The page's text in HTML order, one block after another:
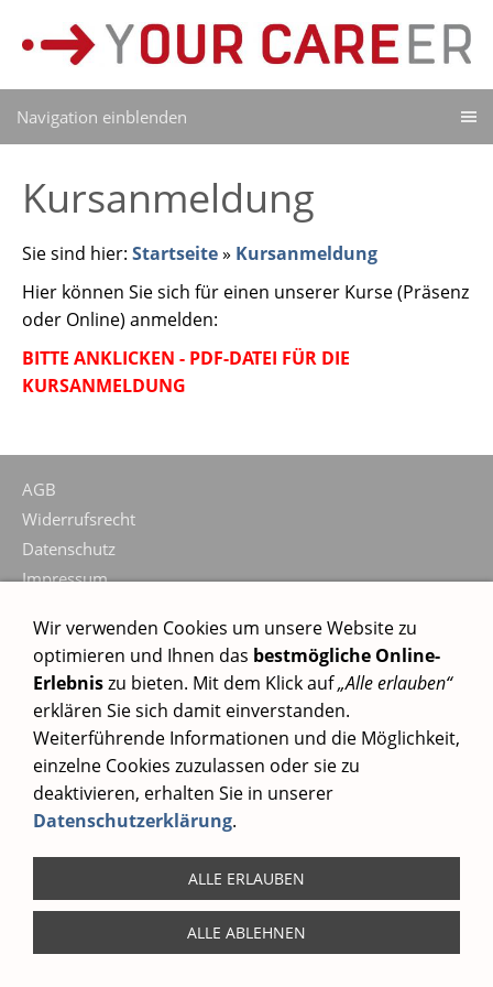
Navigation einblenden
Kursanmeldung
Sie sind hier: Startseite» Kursanmeldung
Hier können Sie sich für einen unserer Kurse (Präsenz
oder Online) anmelden:
BITTE ANKLICKEN - PDF-DATEI FÜR DIE
KURSANMELDUNG
AGB
Widerrufsrecht
Datenschutz
Impressum
Wir verwenden Cookies um unsere Website zu
optimieren und Ihnen das bestmögliche Online-
Erlebniszu bieten. Mit dem Klick auf„Alle erlauben“
erklären Sie sich damit einverstanden.
Weiterführende Informationen und die Möglichkeit,
einzelne Cookies zuzulassen oder sie zu
deaktivieren, erhalten Sie in unserer
Datenschutzerklärung.
ALLE ERLAUBEN
ALLE ABLEHNEN